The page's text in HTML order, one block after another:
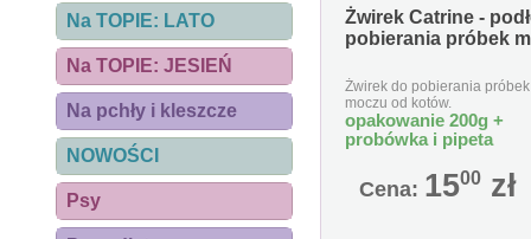
Na TOPIE: LATO
Na TOPIE: JESIEŃ
Na pchły i kleszcze
NOWOŚCI
Psy
Żwirek Catrine -
pobierania próbek
Żwirek do pobierania próbek
moczu od kotów.
opakowanie 200g +
probówka i pipeta
Cena: 1500zł